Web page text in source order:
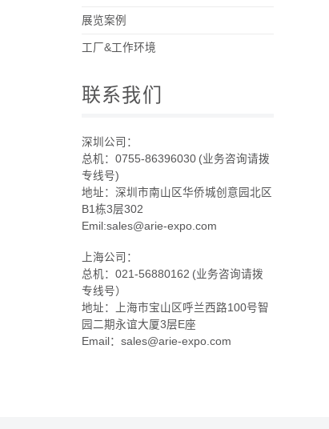
展览案例
工厂&工作环境
联系我们
深圳公司：
总机：0755-86396030 (业务咨询请拨
专线号)
地址：深圳市南山区华侨城创意园北区
B1栋3层302
Emil:sales@arie-expo.com
上海公司：
总机：021-56880162 (业务咨询请拨
专线号）
地址：上海市宝山区呼兰西路100号智
园二期永谊大厦3层E座
Email：sales@arie-expo.com